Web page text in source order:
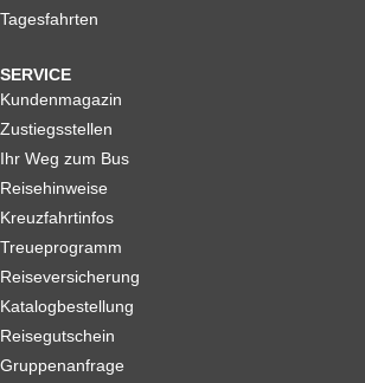
Tagesfahrten
SERVICE
Kundenmagazin
Zustiegsstellen
Ihr Weg zum Bus
Reisehinweise
Kreuzfahrtinfos
Treueprogramm
Reiseversicherung
Katalogbestellung
Reisegutschein
Gruppenanfrage